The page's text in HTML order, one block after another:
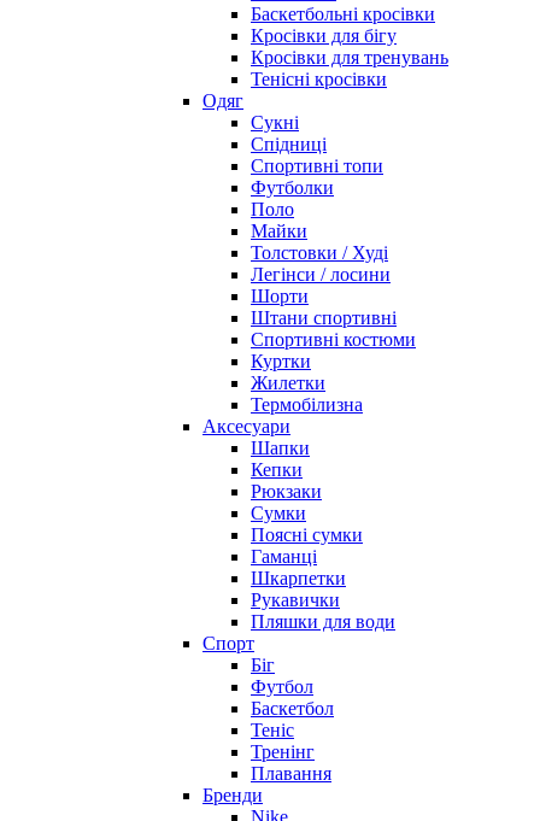
Баскетбольні кросівки
Кросівки для бігу
Кросівки для тренувань
Тенісні кросівки
Одяг
Сукні
Спідниці
Спортивні топи
Футболки
Поло
Майки
Толстовки / Худі
Легінси / лосини
Шорти
Штани спортивні
Спортивні костюми
Куртки
Жилетки
Термобілизна
Аксесуари
Шапки
Кепки
Рюкзаки
Сумки
Поясні сумки
Гаманці
Шкарпетки
Рукавички
Пляшки для води
Спорт
Біг
Футбол
Баскетбол
Теніс
Тренінг
Плавання
Бренди
Nike